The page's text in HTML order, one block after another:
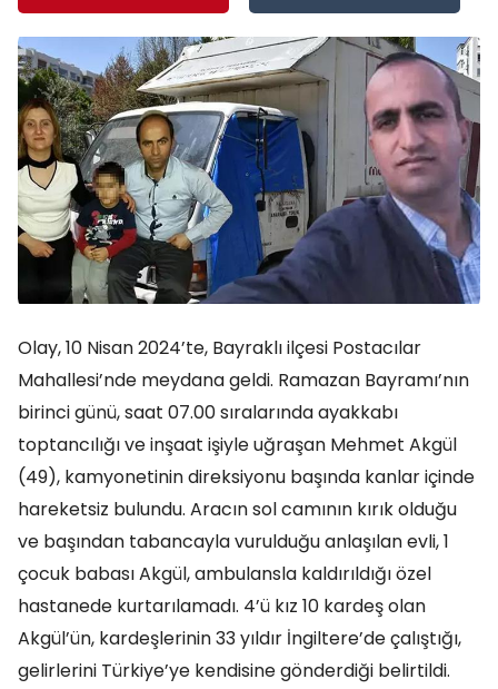
Olay, 10 Nisan 2024’te, Bayraklı ilçesi Postacılar
Mahallesi’nde meydana geldi. Ramazan Bayramı’nın
birinci günü, saat 07.00 sıralarında ayakkabı
toptancılığı ve inşaat işiyle uğraşan Mehmet Akgül
(49), kamyonetinin direksiyonu başında kanlar içinde
hareketsiz bulundu. Aracın sol camının kırık olduğu
ve başından tabancayla vurulduğu anlaşılan evli, 1
çocuk babası Akgül, ambulansla kaldırıldığı özel
hastanede kurtarılamadı. 4’ü kız 10 kardeş olan
Akgül’ün, kardeşlerinin 33 yıldır İngiltere’de çalıştığı,
gelirlerini Türkiye’ye kendisine gönderdiği belirtildi.